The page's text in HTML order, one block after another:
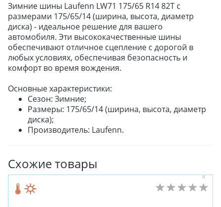
Зимние шины Laufenn LW71 175/65 R14 82T с
размерами 175/65/14 (ширина, высота, диаметр
диска) - идеальное решение для вашего
автомобиля. Эти высококачественные шины
обеспечивают отличное сцепление с дорогой в
любых условиях, обеспечивая безопасность и
комфорт во время вождения.
Основные характеристики:
Сезон: Зимние;
Размеры: 175/65/14 (ширина, высота, диаметр
диска);
Производитель: Laufenn.
Схожие товары